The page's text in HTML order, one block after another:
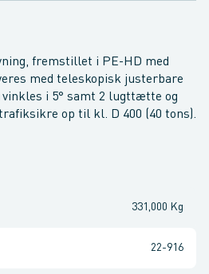
fremstillet i PE-HD med
med teleskopisk justerbare
i 5° samt 2 lugttætte og
op til kl. D 400 (40 tons).
331,000 Kg
22-916